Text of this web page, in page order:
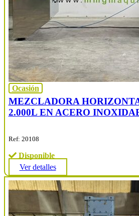
Ocasión
MEZCLADORA
2.000L EN ACERO
Ref: 20108
Disponible
Ver detalles